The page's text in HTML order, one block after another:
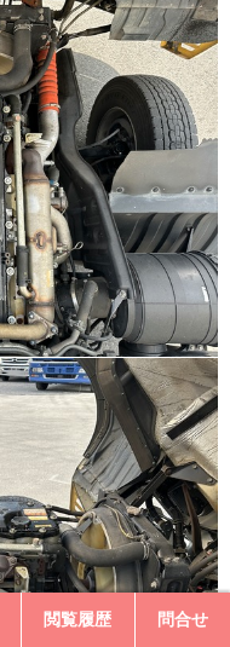
閲覧履歴 問合せ